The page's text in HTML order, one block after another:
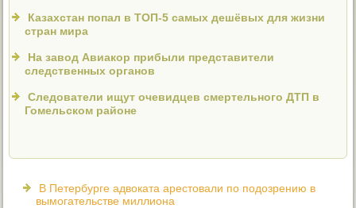
Казахстан попал в ТОП-5 самых дешёвых для жизни
стран мира
На завод Авиакор прибыли представители
следственных органов
Следователи ищут очевидцев смертельного ДТП в
Гомельском районе
В Петербурге адвоката арестовали по подозрению в
вымогательстве миллиона